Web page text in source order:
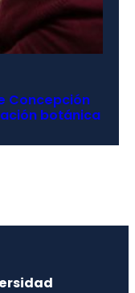
Concepción
botánica